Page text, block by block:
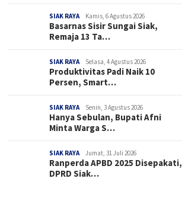
SIAK RAYA Kamis, 6 Agustus 2026
Basarnas Sisir Sungai Siak,
Remaja 13 Ta…
SIAK RAYA Selasa, 4 Agustus 2026
Produktivitas Padi Naik 10
Persen, Smart…
SIAK RAYA Senin, 3 Agustus 2026
Hanya Sebulan, Bupati Afni
Minta Warga S…
SIAK RAYA Jumat, 31 Juli 2026
Ranperda APBD 2025 Disepakati,
DPRD Siak…